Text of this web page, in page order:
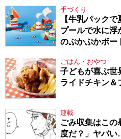
手づくり
【牛乳パック
プールで水に浮
のぷかぷかボー
ごはん・おやつ
子どもが喜ぶ世
ライドチキン＆
連載
ごみ収集はこ
度だ？」ヤバ